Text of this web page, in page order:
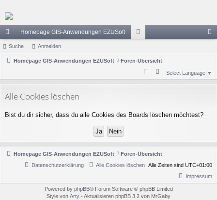
ch
ne
Homepage GIS-Anwendungen EZUSoft
en
el
Suche Anmelden
Homepage GIS-Anwendungen EZUSoft Foren-Übersicht
Select Language ▼
e
Alle Cookies löschen
Bist du dir sicher, dass du alle Cookies des Boards löschen möchtest?
Homepage GIS-Anwendungen EZUSoft
Foren-Übersicht
Alle Zeiten sind UTC+01:00
Alle Cookies löschen
Datenschutzerklärung
Impressum
Powered by phpBB® Forum Software © phpBB Limited
Style von Arty - Aktualisieren phpBB 3.2 von MrGaby